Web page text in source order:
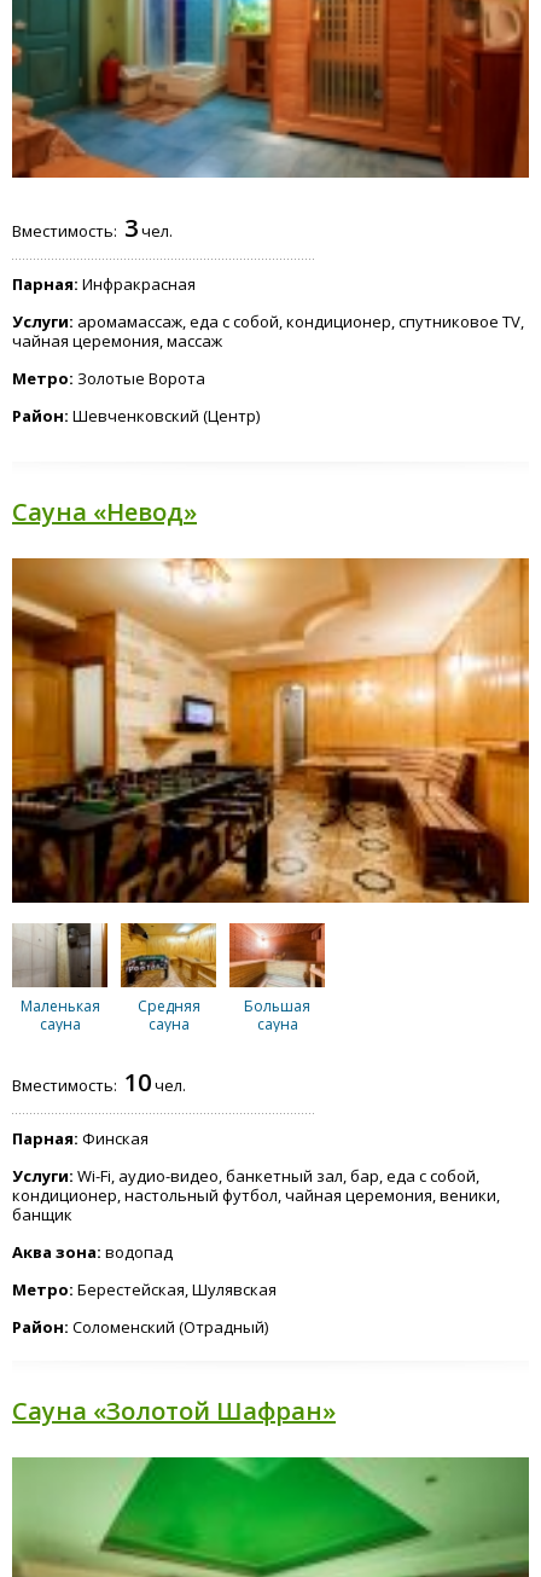
Вместимость: 3чел.
Парная: Инфракрасная
Услуги: аромамассаж, еда с собой, кондиционер, спутниковое TV,
чайная церемония, массаж
Метро: Золотые Ворота
Район: Шевченковский (Центр)
Сауна «Невод»
Маленькая
сауна
Средняя
сауна
Большая
сауна
Вместимость: 10чел.
Парная: Финская
Услуги: Wi-Fi, аудио-видео, банкетный зал, бар, еда с собой,
кондиционер, настольный футбол, чайная церемония, веники,
банщик
Аква зона: водопад
Метро: Берестейская, Шулявская
Район: Соломенский (Отрадный)
Сауна «Золотой Шафран»